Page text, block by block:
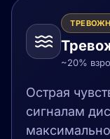
~20%
Острая
сигналам